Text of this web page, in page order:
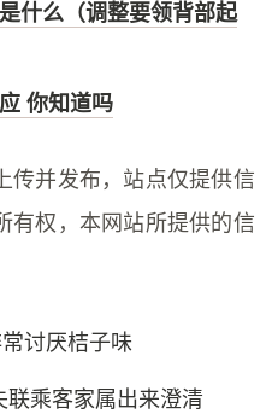
什么（调整要领背部起
你知道吗
传并发布，站点仅提供信
有权，本网站所提供的信
讨厌桔子味
联乘客家属出来澄清